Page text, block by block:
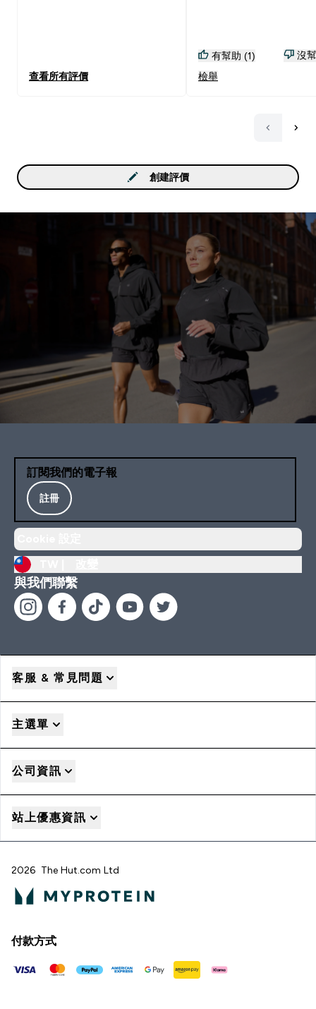
查看所有評價
有幫助 (1)
沒
檢舉
創建評價
訂閱我們的電子報
註冊
與我們聯繫
客服 & 常見問題
主選單
公司資訊
站上優惠資訊
2026 The Hut.com Ltd
付款方式